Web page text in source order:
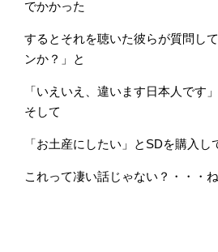
でかかった
するとそれを聴いた彼らが質問し
ンか？」と
「いえいえ、違います日本人です
そして
「お土産にしたい」とSDを購入し
これって凄い話じゃない？・・・